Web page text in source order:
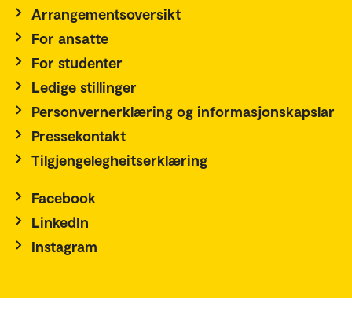
Arrangementsoversikt
For ansatte
For studenter
Ledige stillinger
Personvernerklæring og informasjonskapslar
Pressekontakt
Tilgjengelegheitserklæring
Facebook
LinkedIn
Instagram